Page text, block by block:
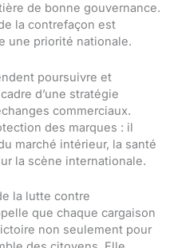
de bonne gouvernance.
la contrefaçon est
une priorité nationale.
poursuivre et
d’une stratégie
commerciaux.
des marques : il
marché intérieur, la santé
la scène internationale.
la lutte contre
que chaque cargaison
non seulement pour